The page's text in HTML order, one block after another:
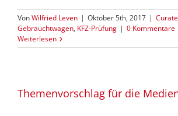
VonWilfried Leven | Oktober 5th, 2017 |
Gebrauchtwagen, KFZ-Prüfung | 0 Kommentare
Weiterlesen
Themenvorschlag für die